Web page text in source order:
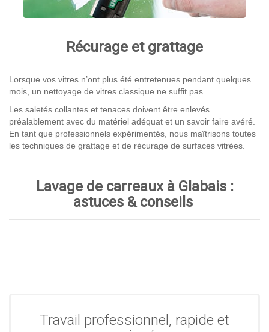
Récurage et grattage
Lorsque vos vitres n’ont plus été entretenues pendant quelques
mois, un nettoyage de vitres classique ne suffit pas.
Les saletés collantes et tenaces doivent être enlevés
préalablement avec du matériel adéquat et un savoir faire avéré.
En tant que professionnels expérimentés, nous maîtrisons toutes
les techniques de grattage et de récurage de surfaces vitrées.
Lavage de carreaux à Glabais :
astuces & conseils
Travail professionnel, rapide et